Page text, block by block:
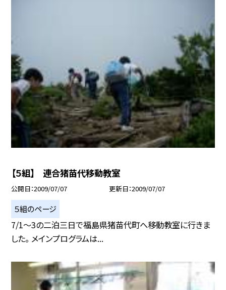
【５組】 連合猪苗代移動教室
公開日 2009/07/07 更新日 2009/07/07
５組のページ
7/1〜3の二泊三日で福島県猪苗代町へ移動教室に行きま
した。 メインプログラムは...